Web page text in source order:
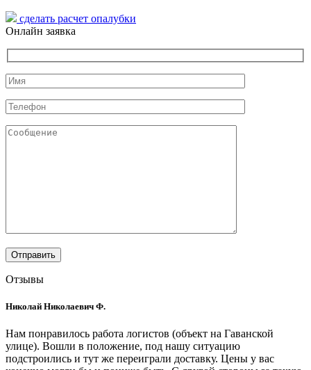
сделать расчет опалубки
Онлайн заявка
Отзывы
Николай Николаевич Ф.
Нам понравилось работа логистов (объект на Гаванской
улице). Вошли в положение, под нашу ситуацию
подстроились и тут же переиграли доставку. Цены у вас